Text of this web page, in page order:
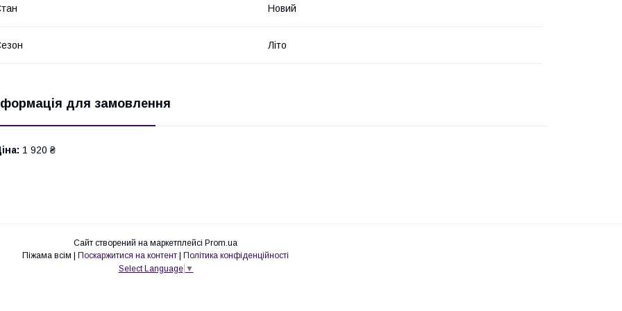
Новий
Літо
для замовлення
1 920 ₴
Сайт створений на маркетплейсі Prom.ua
Піжама всім | Поскаржитися на контент | Політика конфіденційності
Select Language ▼